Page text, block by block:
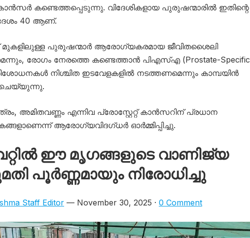
കാൻസർ കണ്ടെത്തപ്പെടുന്നു. വിദേശികളായ പുരുഷന്മാരിൽ ഇതിന്റെ
40 ആണ്.
മുകളിലുള്ള പുരുഷന്മാർ ആരോഗ്യകരമായ ജീവിതശൈലി
രോഗം നേരത്തെ കണ്ടെത്താൻ പി‌എസ്‌എ (Prostate-Specific
നിശ്ചിത ഇടവേളകളിൽ നടത്തണമെന്നും കാമ്പയിൻ
അമിതവണ്ണം എന്നിവ പ്രോസ്റ്റേറ്റ് കാൻസറിന് പ്രധാന
ആരോഗ്യവിദഗ്ധർ ഓർമ്മിപ്പിച്ചു.
ഈ മൃ​ഗങ്ങളുടെ വാണിജ്യ
പൂർണ്ണമായും നിരോധിച്ചു
Staff Editor — November 30, 2025 · 0 Comment